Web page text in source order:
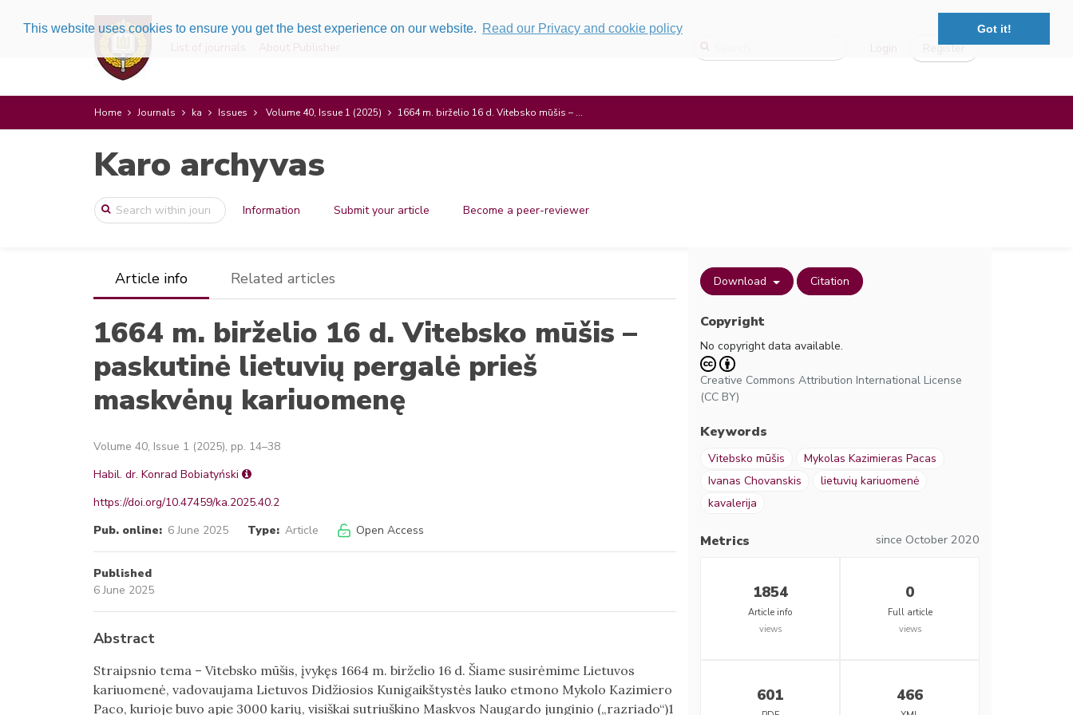
This website uses cookies to ensure you get the best experience on our website. Read our Privacy and cookie policy Got it!
List of journals About Publisher Login Register
Home Journals ka Issues Volume 40, Issue 1 (2025) 1664 m. birželio 16 d. Vitebsko mūšis – ...
Karo archyvas
Information Submit your article Become a peer-reviewer
Article info Related articles
1664 m. birželio 16 d. Vitebsko mūšis –
paskutinė lietuvių pergalė prieš
maskvėnų kariuomenę
Volume 40, Issue 1 (2025), pp. 14–38
Habil. dr. Konrad Bobiatyński
https://doi.org/10.47459/ka.2025.40.2
Pub. online: 6 June 2025 Type: Article Open Access
Published
6 June 2025
Abstract
Straipsnio tema – Vitebsko mūšis, įvykęs 1664 m. birželio 16 d. Šiame susirėmime Lietuvos
kariuomenė, vadovaujama Lietuvos Didžiosios Kunigaikštystės lauko etmono Mykolo Kazimiero
Paco, kurioje buvo apie 3000 karių, visiškai sutriuškino Maskvos Naugardo junginio („razriado“)1
Download Citation
Copyright
No copyright data available.
Creative Commons Attribution International License
(CC BY)
Keywords
Vitebsko mūšis
Mykolas Kazimieras Pacas
Ivanas Chovanskis
lietuvių kariuomenė
kavalerija
Metrics since October 2020
1854
Article info
views
0
Full article
views
601 466